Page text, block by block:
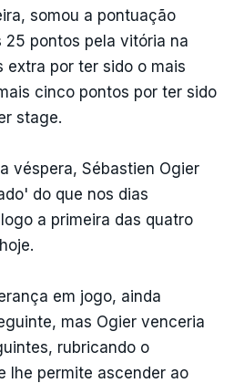
somou a pontuação
25 pontos pela vitória na
extra por ter sido o mais
cinco pontos por ter sido
stage.
véspera, Sébastien Ogier
do que nos dias
a primeira das quatro
em jogo, ainda
mas Ogier venceria
rubricando o
lhe permite ascender ao